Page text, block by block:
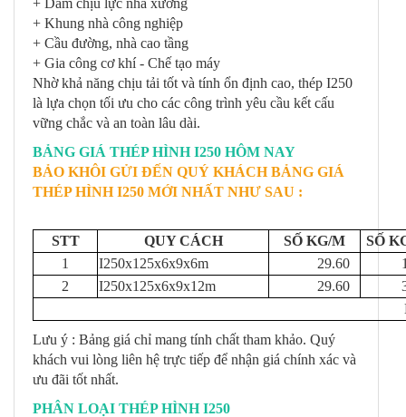
+ Khung nhà công nghiệp
+ Cầu đường, nhà cao tầng
+ Gia công cơ khí - Chế tạo máy
Nhờ khả năng chịu tải tốt và tính ổn định cao, thép I250
là lựa chọn tối ưu cho các công trình yêu cầu kết cấu
vững chắc và an toàn lâu dài.
BẢNG GIÁ THÉP HÌNH I250 HÔM NAY
BẢO KHÔI GỬI ĐẾN QUÝ KHÁCH BẢNG GIÁ
THÉP HÌNH I250 MỚI NHẤT NHƯ SAU :
STT QUY CÁCH SỐ KG/M
SỐ
1
I250x125x6x9x6m 29.60
2
I250x125x6x9x12m 29.60
Lưu ý : Bảng giá chỉ mang tính chất tham khảo. Quý
khách vui lòng liên hệ trực tiếp để nhận giá chính xác và
ưu đãi tốt nhất.
PHÂN LOẠI THÉP HÌNH I250